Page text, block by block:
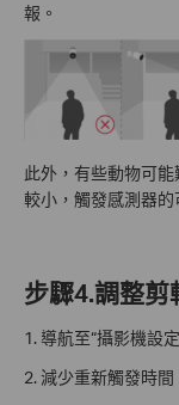
報。
此外，有些動物可
較小，觸發感測器的
步驟4.調整剪
1. 導航至“攝影機設
2. 減少重新觸發時